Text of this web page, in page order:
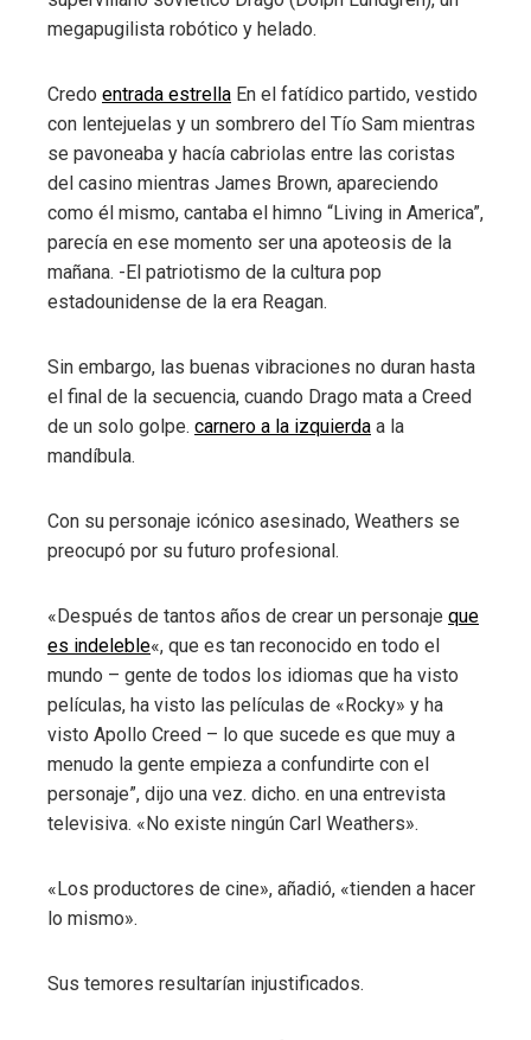
megapugilista robótico y helado.
Credo entrada estrella En el fatídico partido, vestido
con lentejuelas y un sombrero del Tío Sam mientras
se pavoneaba y hacía cabriolas entre las coristas
del casino mientras James Brown, apareciendo
como él mismo, cantaba el himno “Living in America”,
parecía en ese momento ser una apoteosis de la
mañana. -El patriotismo de la cultura pop
estadounidense de la era Reagan.
Sin embargo, las buenas vibraciones no duran hasta
el final de la secuencia, cuando Drago mata a Creed
de un solo golpe. carnero a la izquierda a la
mandíbula.
Con su personaje icónico asesinado, Weathers se
preocupó por su futuro profesional.
«Después de tantos años de crear un personaje que
es indeleble«, que es tan reconocido en todo el
mundo – gente de todos los idiomas que ha visto
películas, ha visto las películas de «Rocky» y ha
visto Apollo Creed – lo que sucede es que muy a
menudo la gente empieza a confundirte con el
personaje”, dijo una vez. dicho. en una entrevista
televisiva. «No existe ningún Carl Weathers».
«Los productores de cine», añadió, «tienden a hacer
lo mismo».
Sus temores resultarían injustificados.